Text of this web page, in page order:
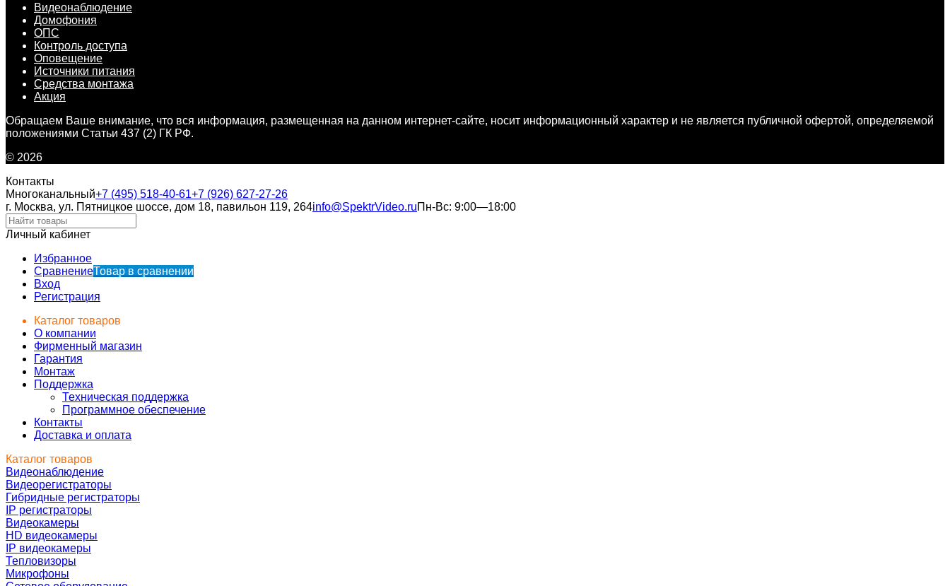
Видеонаблюдение
Домофония
ОПС
Контроль доступа
Оповещение
Источники питания
Средства монтажа
Акция
Обращаем Ваше внимание, что вся информация, размещенная на данном интернет-сайте, носит информационный характер и не является публичной офертой, определяемой
положениями Статьи 437 (2) ГК РФ.
© 2026
Контакты
Многоканальный+7 (495) 518-40-61+7 (926) 627-27-26
г. Москва, ул. Пятницкое шоссе, дом 18, павильон 119, 264info@SpektrVideo.ruПн-Вс: 9:00—18:00
Личный кабинет
Избранное
СравнениеТовар в сравнении
Вход
Регистрация
Каталог товаров
О компании
Фирменный магазин
Гарантия
Монтаж
Поддержка
Техническая поддержка
Программное обеспечение
Контакты
Доставка и оплата
Каталог товаров
Видеонаблюдение
Видеорегистраторы
Гибридные регистраторы
IP регистраторы
Видеокамеры
HD видеокамеры
IP видеокамеры
Тепловизоры
Микрофоны